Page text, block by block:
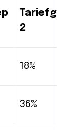
2
18%
36%